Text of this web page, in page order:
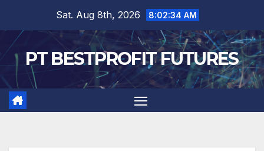
content
Sat. Aug 8th, 2026 8:02:35 AM
PT BESTPROFIT FUTURES